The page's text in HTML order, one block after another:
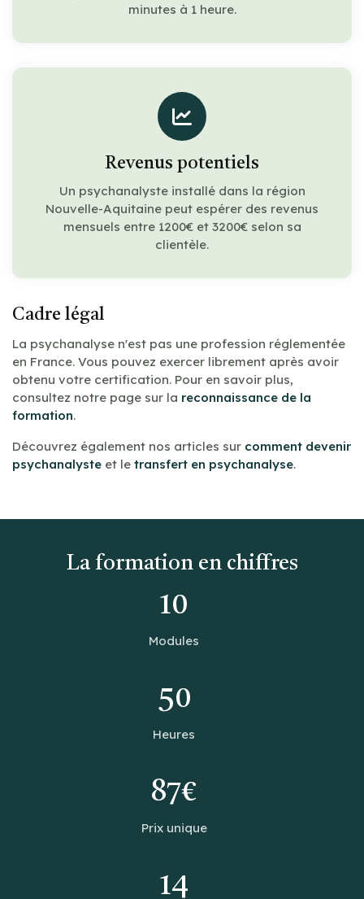
minutes à 1 heure.
Revenus potentiels
Un psychanalyste installé dans la région
Nouvelle-Aquitaine peut espérer des revenus
mensuels entre 1200€ et 3200€ selon sa
clientèle.
Cadre légal
La psychanalyse n'est pas une profession réglementée
en France. Vous pouvez exercer librement après avoir
obtenu votre certification. Pour en savoir plus,
consultez notre page sur la reconnaissance de la
formation.
Découvrez également nos articles sur comment devenir
psychanalyste et le transfert en psychanalyse.
La formation en chiffres
10
Modules
50
Heures
87€
Prix unique
14